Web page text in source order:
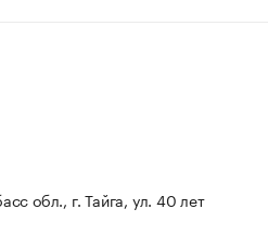
обл., г. Тайга, ул. 40 лет